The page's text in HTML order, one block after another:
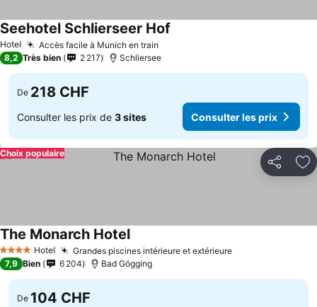
Hotel Accès facile à Munich en train
Seehotel Schlierseer Hof
8,2 Très bien 2 217 Schliersee
De 218 CHF
Consulter les prix de 3 sites Consulter les prix
Partager
Choix populaire
4 Étoiles Hotel Grandes piscines intérieure et extérieureConsulter les
The Monarch HotelConsulter les prix
7,9 Bien 6 204 Bad Gögging
De 104 CHF